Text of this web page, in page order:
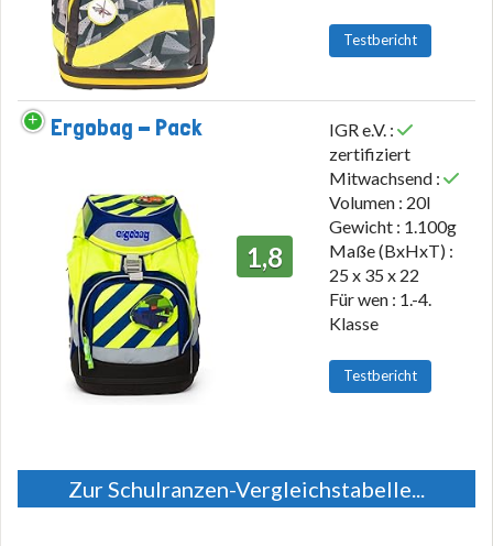
Testbericht
Ergobag - Pack
1,8
IGR e.V. :
zertifiziert
Mitwachsend :
Volumen : 20l
Gewicht : 1.100g
Maße (BxHxT) :
25 x 35 x 22
Für wen : 1.-4.
Klasse
Testbericht
Zur Schulranzen-Vergleichstabelle...